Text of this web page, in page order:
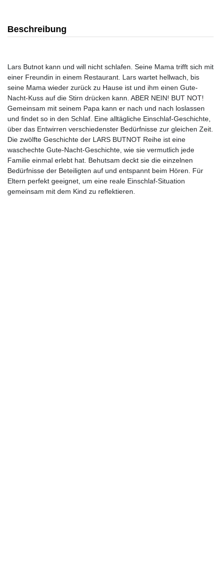
Beschreibung
Lars Butnot kann und will nicht schlafen. Seine Mama trifft sich mit
einer Freundin in einem Restaurant. Lars wartet hellwach, bis
seine Mama wieder zurück zu Hause ist und ihm einen Gute-
Nacht-Kuss auf die Stirn drücken kann. ABER NEIN! BUT NOT!
Gemeinsam mit seinem Papa kann er nach und nach loslassen
und findet so in den Schlaf. Eine alltägliche Einschlaf-Geschichte,
über das Entwirren verschiedenster Bedürfnisse zur gleichen Zeit.
Die zwölfte Geschichte der LARS BUTNOT Reihe ist eine
waschechte Gute-Nacht-Geschichte, wie sie vermutlich jede
Familie einmal erlebt hat. Behutsam deckt sie die einzelnen
Bedürfnisse der Beteiligten auf und entspannt beim Hören. Für
Eltern perfekt geeignet, um eine reale Einschlaf-Situation
gemeinsam mit dem Kind zu reflektieren.